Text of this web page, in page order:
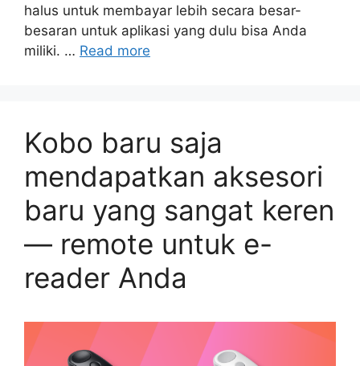
halus untuk membayar lebih secara besar-
besaran untuk aplikasi yang dulu bisa Anda
miliki. … Read more
Kobo baru saja
mendapatkan aksesori
baru yang sangat keren
— remote untuk e-
reader Anda